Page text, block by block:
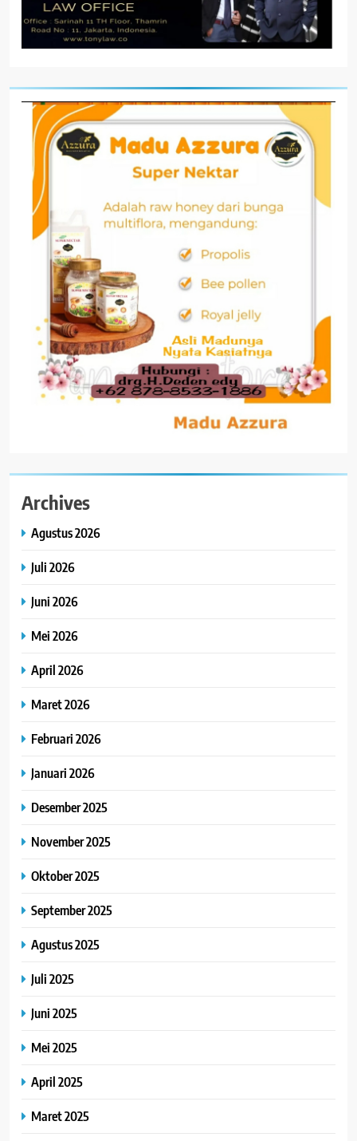
Archives
Agustus 2026
Juli 2026
Juni 2026
Mei 2026
April 2026
Maret 2026
Februari 2026
Januari 2026
Desember 2025
November 2025
Oktober 2025
September 2025
Agustus 2025
Juli 2025
Juni 2025
Mei 2025
April 2025
Maret 2025